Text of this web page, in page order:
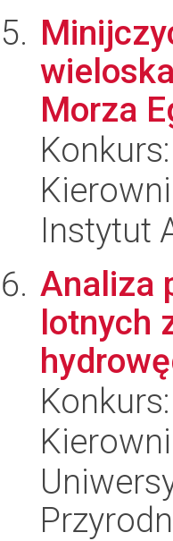
Morza
Konkurs:
Instytut
Analiza
lotnych
Konkurs: